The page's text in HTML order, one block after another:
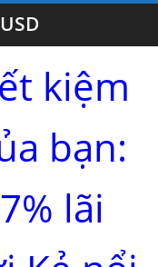
kiệm
bạn:
lãi